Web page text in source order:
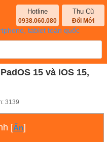
Hotline
0938.060.080
Thu Cũ
Đổi Mới
15 và iOS 15,
3139
[Ẩn]